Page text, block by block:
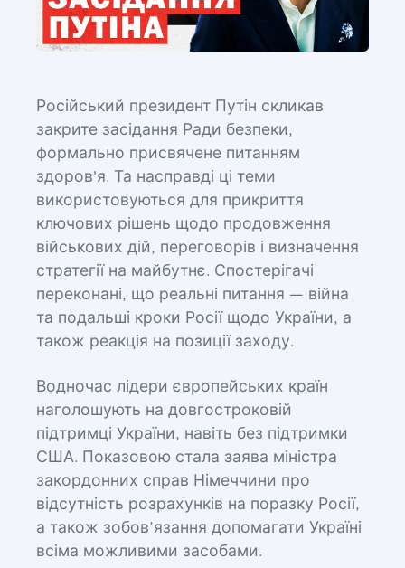
Російський президент Путін скликав
закрите засідання Ради безпеки,
формально присвячене питанням
здоров'я. Та насправді ці теми
використовуються для прикриття
ключових рішень щодо продовження
військових дій, переговорів і визначення
стратегії на майбутнє. Спостерігачі
переконані, що реальні питання — війна
та подальші кроки Росії щодо України, а
також реакція на позиції заходу.
Водночас лідери європейських країн
наголошують на довгостроковій
підтримці України, навіть без підтримки
США. Показовою стала заява міністра
закордонних справ Німеччини про
відсутність розрахунків на поразку Росії,
а також зобов’язання допомагати Україні
всіма можливими засобами.